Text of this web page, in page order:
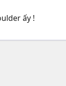
ấy !